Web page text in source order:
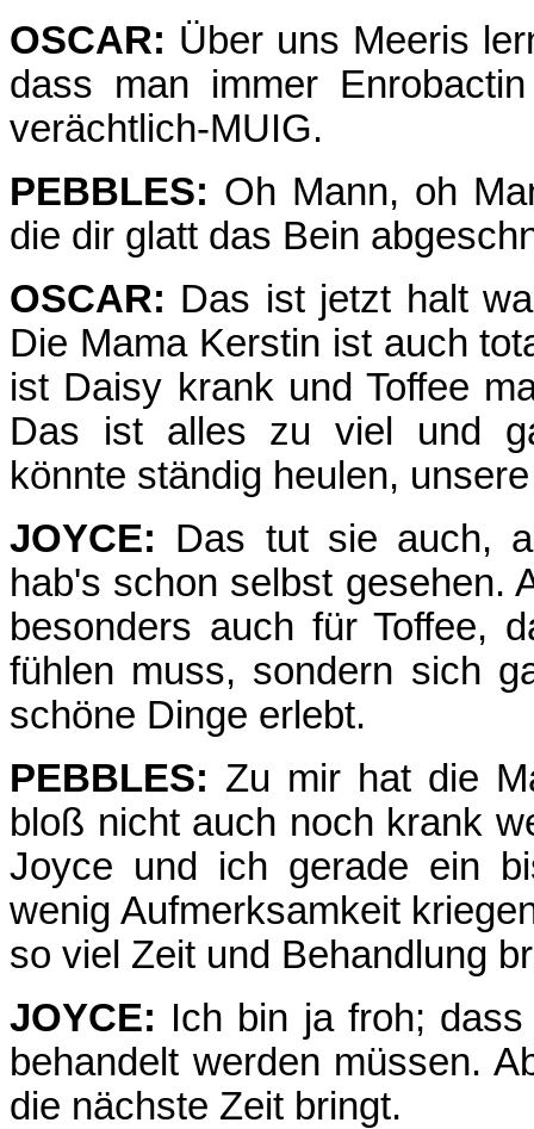
OSCAR: Über uns Meeris
dass man immer
verächtlich-MUIG.
PEBBLES: Oh Mann, oh
die dir glatt das Bein
OSCAR: Das ist jetzt halt
Die Mama Kerstin ist auch
ist Daisy krank und Toffee
Das ist alles zu viel und
könnte ständig heulen,
JOYCE: Das tut sie auch,
hab's schon selbst gesehen.
besonders auch für Toffee,
fühlen muss, sondern sich
schöne Dinge erlebt.
PEBBLES: Zu mir hat die
bloß nicht auch noch krank
Joyce und ich gerade ein
wenig Aufmerksamkeit
so viel Zeit und Behandlung
JOYCE: Ich bin ja froh;
behandelt werden müssen.
die nächste Zeit bringt.